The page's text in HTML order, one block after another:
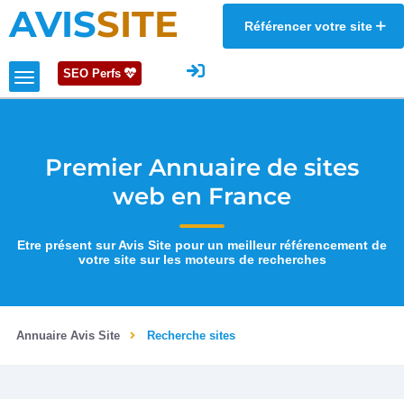
AVISSITE Référencer votre site
SEO Perfs
Premier Annuaire de sites
web en France
Etre présent sur Avis Site pour un meilleur référencement de
votre site sur les moteurs de recherches
Annuaire Avis Site Recherche sites